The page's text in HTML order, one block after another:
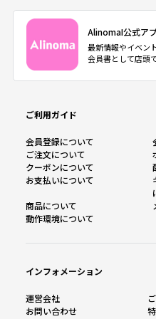
AlinomaI公式ア
最新情報やイベン
会員書として店頭
ご利用ガイド
会員登録について
ご注文について
クーポンについて
お支払いについて
商品について
動作環境について
インフォメーション
運営会社
お問い合わせ